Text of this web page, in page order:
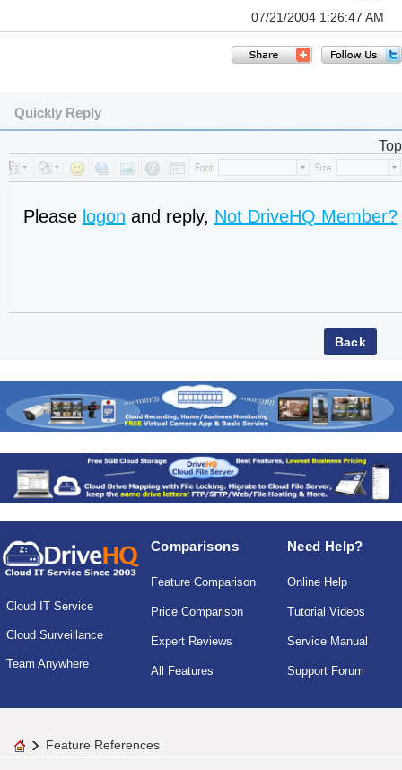
07/21/2004 1:26:47 AM
Quickly Reply
Top
Please logon and reply, Not DriveHQ Member?
Cloud IT Service
Cloud Surveillance
Team Anywhere
Comparisons
Feature Comparison
Price Comparison
Expert Reviews
All Features
Need Help?
Online Help
Tutorial Videos
Service Manual
Support Forum
Feature References